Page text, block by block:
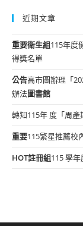
近期文章
重要衛生組115年度
得獎名單
公告高市圖辦理「
辦法圖書館
轉知115年 度「周產
重要115繁星推薦校
HOT註冊組115 學